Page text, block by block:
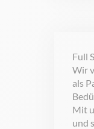
Full
Wir
als
Mit
und